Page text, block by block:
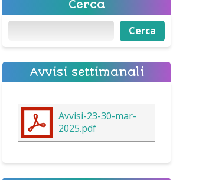
Cerca
Cerca
Avvisi settimanali
Avvisi-23-30-mar-
2025.pdf